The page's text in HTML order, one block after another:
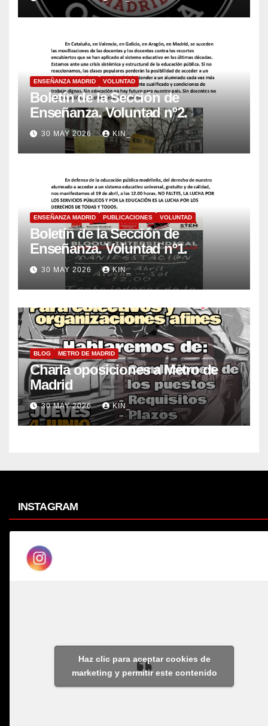
ENSEÑANZA MADRID VOLUNTAD
Boletín de la Sección de
Enseñanza. Voluntad nº2.
30 MAY 2026 KIN_
ENSEÑANZA MADRID PUBLICACIONES VOLUNTAD
Boletín de la Sección de
Enseñanza. Voluntad nº1.
30 MAY 2026 KIN_
BLOG METRO DE MADRID
Charla oposiciones a Metro de
Madrid
30 MAY 2026 KIN_
INSTAGRAM
Haz clic para aceptar cookies de
marketing y permitir este contenido